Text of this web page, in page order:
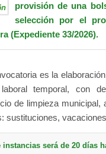
provisión de una
selección por el
(Expediente 33/2026).
es la
temporal, con
de limpieza
sustituciones,
será de 20